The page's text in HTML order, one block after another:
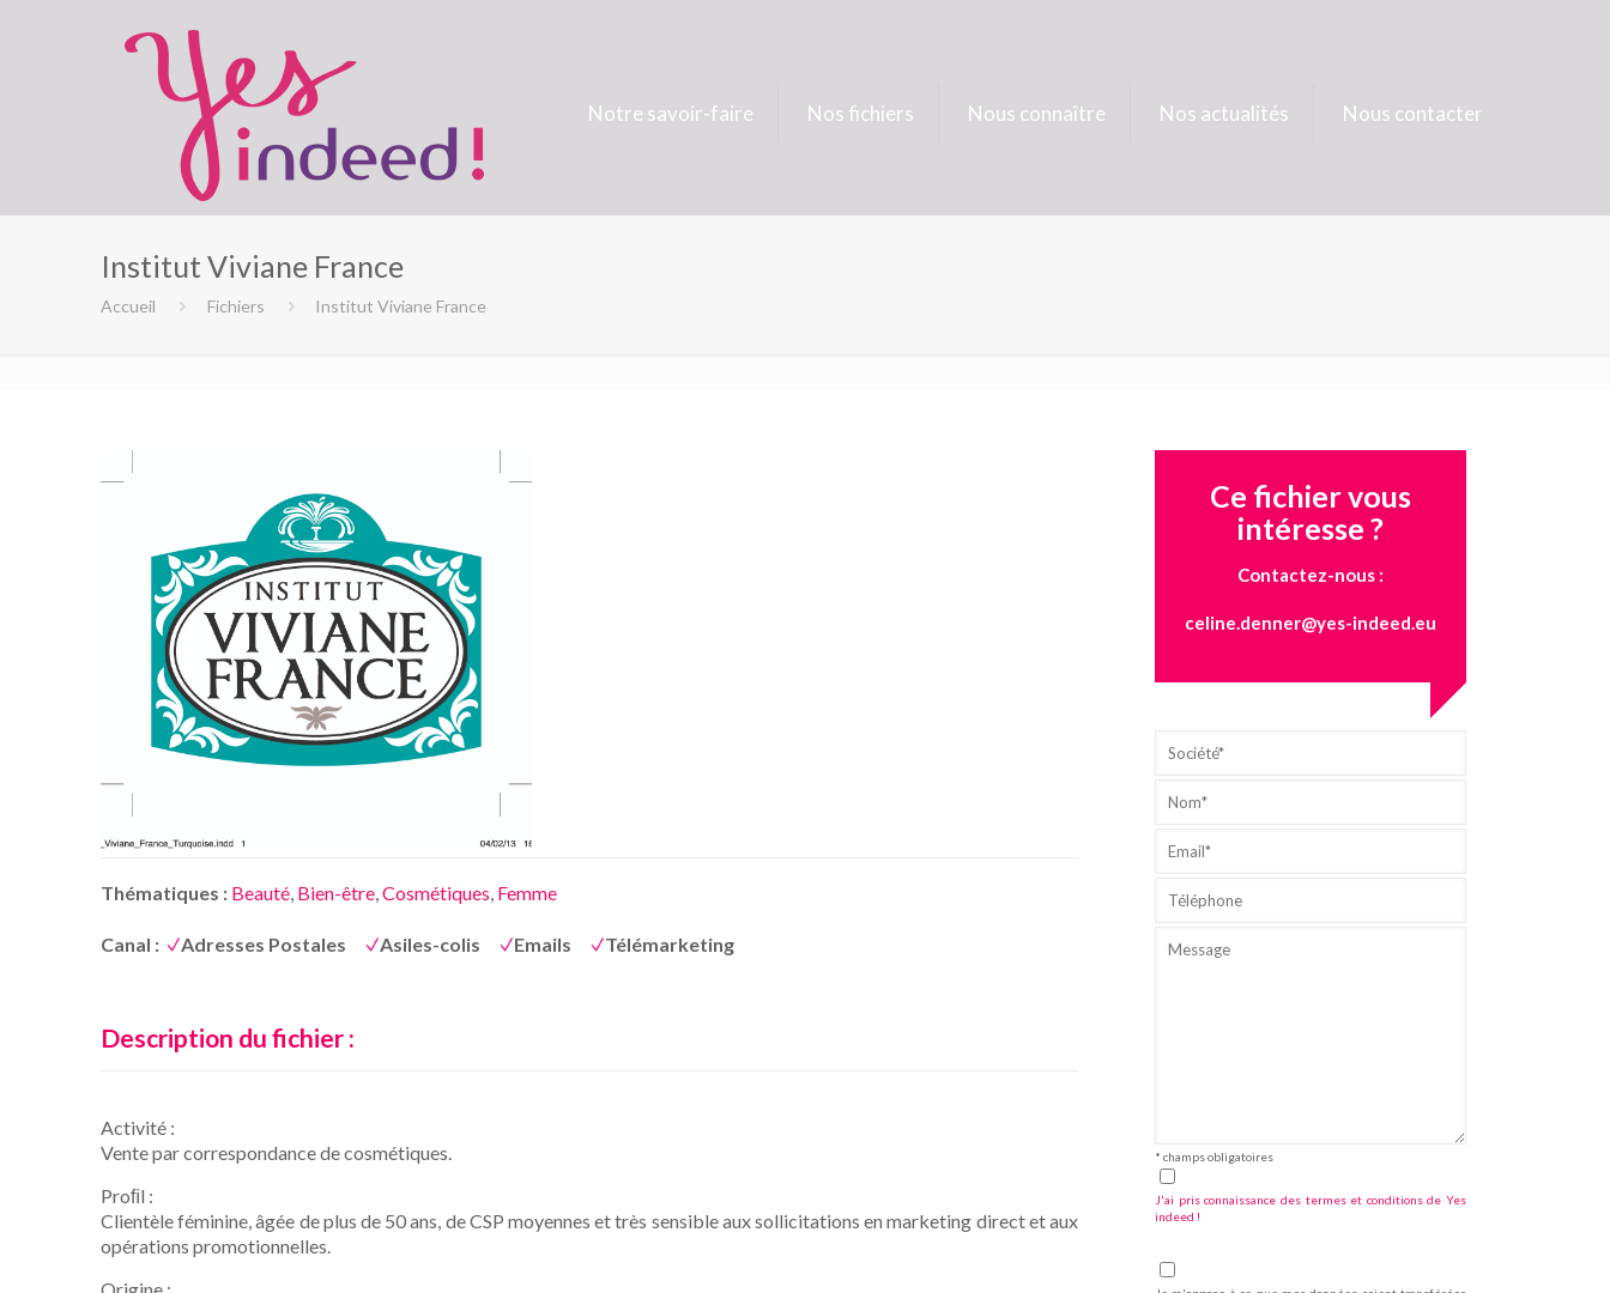
Notre savoir-faire Nos fichiers Nous connaître Nos actualités Nous contacter
Institut Viviane France
Accueil Fichiers Institut Viviane France
Thématiques : Beauté, Bien-être,Cosmétiques, Femme
Canal : Adresses Postales Asiles-colis Emails Télémarketing
Description du fichier :
Activité :
Vente par correspondance de cosmétiques.
Proﬁl :
Clientèle féminine, âgée de plus de 50 ans, de CSP moyennes et très sensible aux sollicitations en marketing direct et aux
opérations promotionnelles.
Ce fichier vous
intéresse ?
Contactez-nous :
celine.denner@yes-indeed.eu
* champs obligatoires
J'ai pris connaissance des termes et conditions de Yes
indeed !